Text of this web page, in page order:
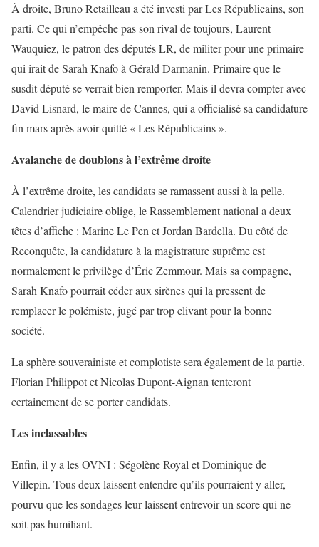
À droite, Bruno Retailleau a été investi par Les Républicains, son
parti. Ce qui n’empêche pas son rival de toujours, Laurent
Wauquiez, le patron des députés LR, de militer pour une primaire
qui irait de Sarah Knafo à Gérald Darmanin. Primaire que le
susdit député se verrait bien remporter. Mais il devra compter avec
David Lisnard, le maire de Cannes, qui a officialisé sa candidature
fin mars après avoir quitté « Les Républicains ».
Avalanche de doublons à l’extrême droite
À l’extrême droite, les candidats se ramassent aussi à la pelle.
Calendrier judiciaire oblige, le Rassemblement national a deux
têtes d’affiche : Marine Le Pen et Jordan Bardella. Du côté de
Reconquête, la candidature à la magistrature suprême est
normalement le privilège d’Éric Zemmour. Mais sa compagne,
Sarah Knafo pourrait céder aux sirènes qui la pressent de
remplacer le polémiste, jugé par trop clivant pour la bonne
société.
La sphère souverainiste et complotiste sera également de la partie.
Florian Philippot et Nicolas Dupont-Aignan tenteront
certainement de se porter candidats.
Les inclassables
Enfin, il y a les OVNI : Ségolène Royal et Dominique de
Villepin. Tous deux laissent entendre qu’ils pourraient y aller,
pourvu que les sondages leur laissent entrevoir un score qui ne
soit pas humiliant.